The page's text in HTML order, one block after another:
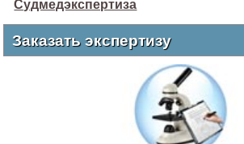
Судмедэкспертиза
Заказать экспертизу